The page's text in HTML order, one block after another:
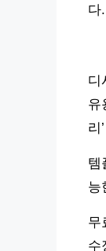
다
디
유
리
템
능
무
수